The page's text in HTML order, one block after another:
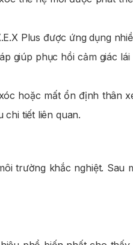
Plus được ứng dụng
giúp phục hồi cảm giác
hoặc mất ổn định thân
tiết liên quan.
trường khắc nghiệt. Sau